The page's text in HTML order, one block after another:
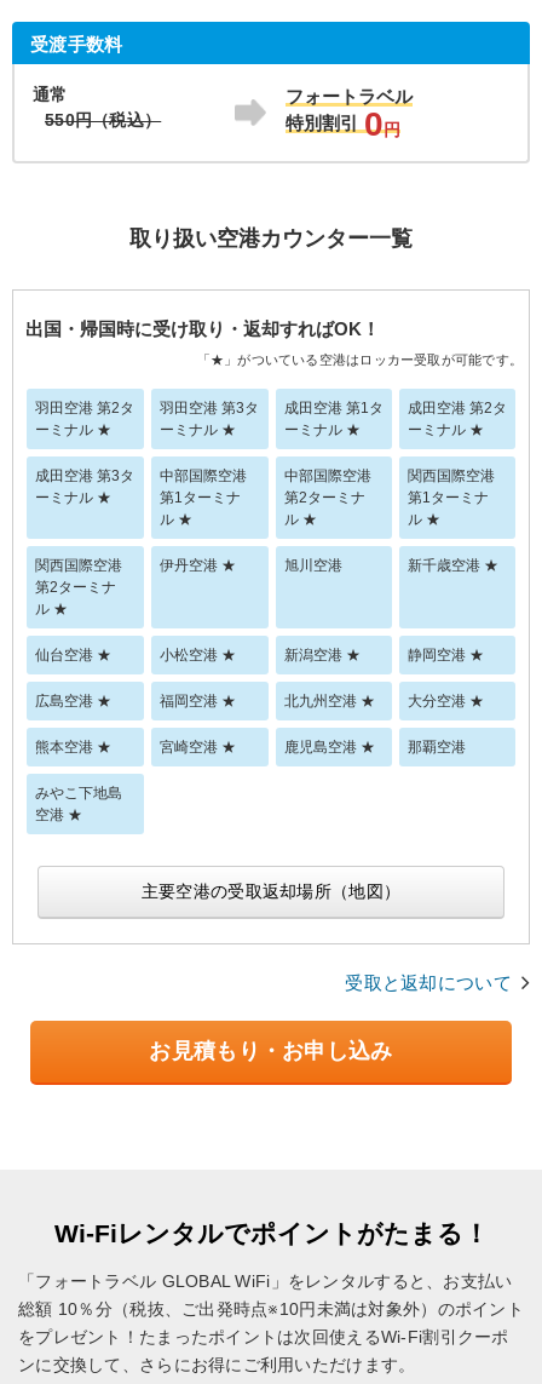
受渡手数料
通常
550円（税込）
フォートラベル
特別割引
0円
取り扱い空港カウンター一覧
出国・帰国時に受け取り・返却すればOK！
「★」がついている空港はロッカー受取が可能です。
羽田空港 第2タ
ーミナル ★
羽田空港 第3タ
ーミナル ★
成田空港 第1タ
ーミナル ★
成田空港 第2タ
ーミナル ★
成田空港 第3タ
ーミナル ★
中部国際空港
第1ターミナ
ル ★
中部国際空港
第2ターミナ
ル ★
関西国際空港
第1ターミナ
ル ★
関西国際空港
第2ターミナ
ル ★
伊丹空港 ★ 旭川空港 新千歳空港 ★
仙台空港 ★ 小松空港 ★ 新潟空港 ★ 静岡空港 ★
広島空港 ★ 福岡空港 ★ 北九州空港 ★ 大分空港 ★
熊本空港 ★ 宮崎空港 ★ 鹿児島空港 ★ 那覇空港
みやこ下地島
空港 ★
主要空港の受取返却場所（地図）
受取と返却について
お見積もり・お申し込み
Wi-Fiレンタルでポイントがたまる！
「フォートラベル GLOBAL WiFi」をレンタルすると、お支払い
総額 10％分（税抜、ご出発時点※10円未満は対象外）のポイント
をプレゼント！ たまったポイントは次回使えるWi-Fi割引クーポ
ンに交換して、さらにお得にご利用いただけます。